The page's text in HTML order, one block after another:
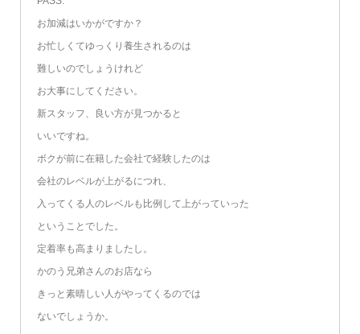
お加減はいかがですか？
お忙しくてゆっくり養生されるのは
難しいのでしょうけれど
お大事にしてください。
新スタッフ、良い方が見つかると
いいですね。
ボクが前に在籍した会社で経験したのは
会社のレベルが上がるにつれ、
入ってくる人のレベルも比例して上がっていった
ということでした。
定着率も高まりましたし。
かのう兄弟さんのお店なら
きっと素晴しい人がやってくるのでは
ないでしょうか。